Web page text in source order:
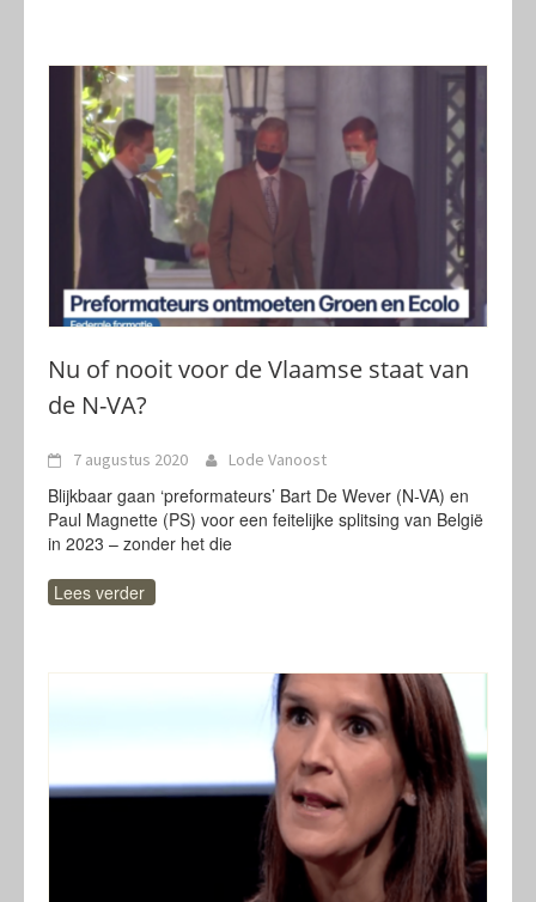
Nu of nooit voor de Vlaamse staat van
de N-VA?
7 augustus 2020 Lode Vanoost
Blijkbaar gaan ‘preformateurs’ Bart De Wever (N-VA) en
Paul Magnette (PS) voor een feitelijke splitsing van België
in 2023 – zonder het die
Lees verder